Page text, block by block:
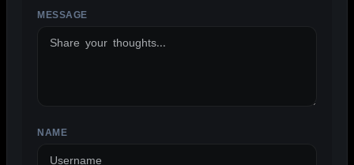
MESSAGE
NAME
ALTERNATIVE: